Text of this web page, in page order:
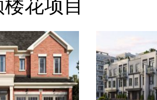
花项目